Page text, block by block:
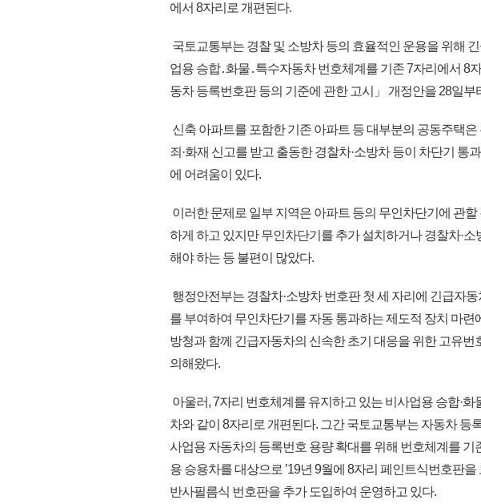
에서 8자리로 개편된다.
국토교통부는 경찰 및 소방차 등의 효율적인 운용을 위해
업용 승합․화물․특수자동차 번호체계를 기존 7자리에서 8
동차 등록번호판 등의 기준에 관한 고시」 개정안을 28일
신축 아파트를 포함한 기존 아파트 등 대부분의 공동주택
죄·화재 신고를 받고 출동한 경찰차·소방차 등이 차단기 통
에 어려움이 있다.
이러한 문제로 일부 지역은 아파트 등의 무인차단기에 관
하게 하고 있지만 무인차단기를 추가 설치하거나 경찰차·
해야 하는 등 불편이 많았다.
행정안전부는 경찰차·소방차 번호판 첫 세 자리에 긴급자
를 부여하여 무인차단기를 자동 통과하는 제도적 장치 마련
방청과 함께 긴급자동차의 신속한 초기 대응을 위한 고유
의해왔다.
아울러, 7자리 번호체계를 유지하고 있는 비사업용 승합·
차와 같이 8자리로 개편된다. 그간 국토교통부는 자동차 등
사업용 자동차의 등록번호 용량 확대를 위해 번호체계를 기
용 승용차를 대상으로 ’19년 9월에 8자리 페인트식번호판을
반사필름식 번호판을 추가 도입하여 운영하고 있다.